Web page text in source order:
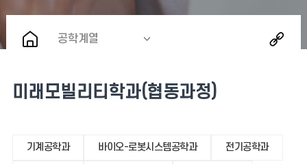
공학계열
미래모빌리티학과(협동과정)
기계공학과 바이오-로봇시스템공학과 전기공학과